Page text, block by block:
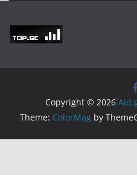
Copyright © 2026
Theme: ColorMag by